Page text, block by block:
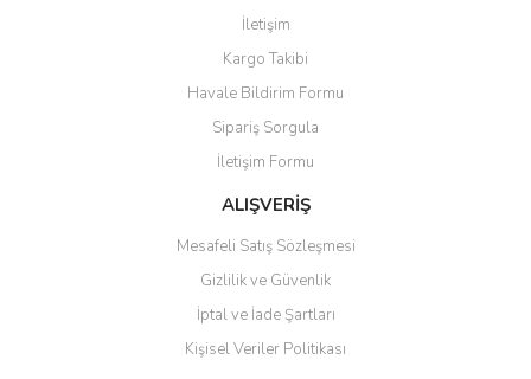
Yorum Yaz
Ürün resmi kalitesiz, bozuk veya görüntülenemiyor.
Ürün açıklamasında eksik bilgiler bulunuyor.
Ürün bilgilerinde hatalar bulunuyor.
Ürün fiyatı diğer sitelerden daha pahalı.
Bu ürüne benzer farklı alternatifler olmalı.
Gönder
İletişim
Kargo Takibi
Havale Bildirim Formu
Sipariş Sorgula
İletişim Formu
ALIŞVERİŞ
Mesafeli Satış Sözleşmesi
Gizlilik ve Güvenlik
İptal ve İade Şartları
Kişisel Veriler Politikası